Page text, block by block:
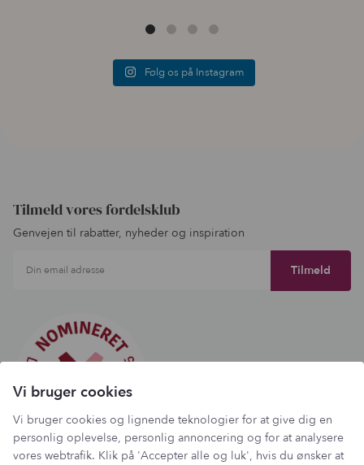
Følg os på Instagram
Tilmeld vores fordelsklub
Genvejen til rabatter, nyheder og inspiration
Din email adresse
Vi bruger cookies
Vi bruger cookies og lignende teknologier for at give dig en
personlig oplevelse, personlig annoncering og for at analysere
vores webtrafik. Klik på 'Accepter alle og luk', hvis du ønsker at